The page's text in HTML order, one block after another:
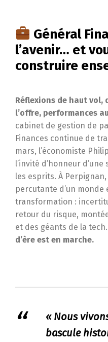
Général
l’avenir… et
construire
Réflexions de haut
l’offre, performances
cabinet de gestion de
Finances continue de
mars, l’économiste
l’invité d’honneur
les esprits. À
percutante d’un monde
transformation :
retour du risque,
et des géants de la
d’ère est en marche.
« Nous
bascule